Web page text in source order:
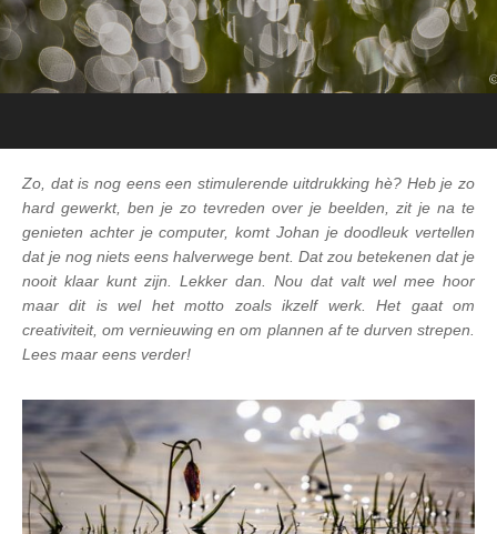
Zo, dat is nog eens een stimulerende uitdrukking hè? Heb je zo
hard gewerkt, ben je zo tevreden over je beelden, zit je na te
genieten achter je computer, komt Johan je doodleuk vertellen
dat je nog niets eens halverwege bent. Dat zou betekenen dat je
nooit klaar kunt zijn. Lekker dan. Nou dat valt wel mee hoor
maar dit is wel het motto zoals ikzelf werk. Het gaat om
creativiteit, om vernieuwing en om plannen af te durven strepen.
Lees maar eens verder!